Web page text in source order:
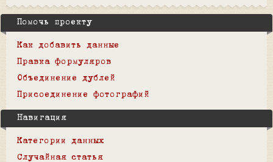
Помочь проекту
Как добавить данные
Правка формуляров
Объединение дублей
Присоединение фотографий
Навигация
Категории данных
Случайная статья